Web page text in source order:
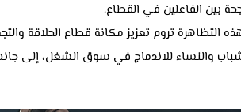
بين الفاعلين في القطاع.
التظاهرة تروم تعزيز مكانة قطاع الحلاقة
والنساء للاندماج في سوق الشغل، إلى جانب